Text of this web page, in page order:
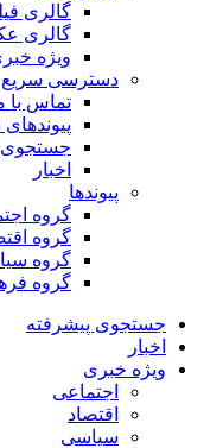
گالری
گالری
ویژه
دسترسی سریع
تماس با
جستجوی
اخبار
پیوندها
گروه
گروه
گروه
گروه
جستجوی پیشرفته
اخبار
ویژه خبری
اجتماعی
اقتصاد
سیاسی